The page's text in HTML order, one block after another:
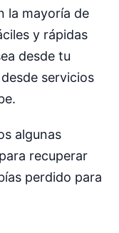
la mayoría de
y rápidas
desde tu
servicios
algunas
recuperar
perdido para